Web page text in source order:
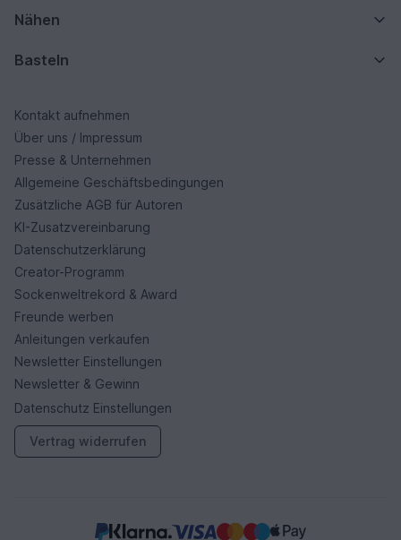
Nähen
Basteln
Kontakt aufnehmen
Über uns / Impressum
Presse & Unternehmen
Allgemeine Geschäftsbedingungen
Zusätzliche AGB für Autoren
KI-Zusatzvereinbarung
Datenschutzerklärung
Creator-Programm
Sockenweltrekord & Award
Freunde werben
Anleitungen verkaufen
Newsletter Einstellungen
Newsletter & Gewinn
Datenschutz Einstellungen
Vertrag widerrufen